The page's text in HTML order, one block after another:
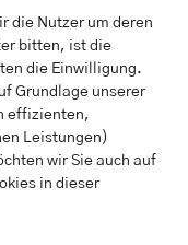
die Nutzer um deren
bitten, ist die
die Einwilligung.
Grundlage unserer
effizienten,
Leistungen)
wir Sie auch auf
in dieser